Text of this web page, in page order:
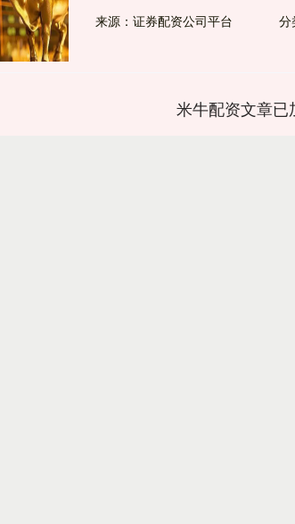
来源：证券配资公司平台
分
米牛配资文章已